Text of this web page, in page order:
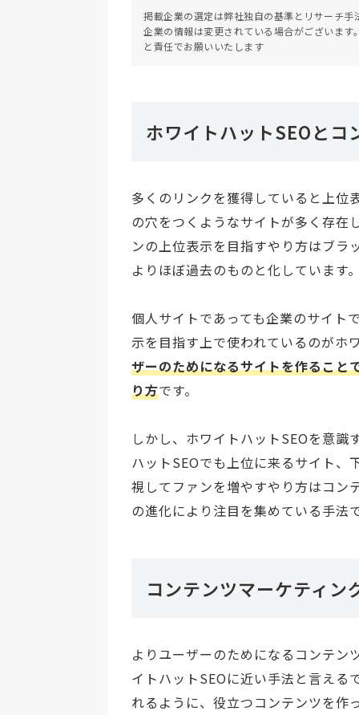
掲載企業の選定は弊社独自の基準とリサーチ手
企業の情報は変更されている場合がございま
と責任でお願いいたします
ホワイトハットSEOとコ
多くのリンクを獲得していると上位
の穴をつくようなサイトが多く存在
ンの上位表示を目指すやり方はブラ
よりほぼ過去のものと化しています。
個人サイトであっても企業のサイト
示を目指す上で使われているのがホ
ザーのためになるサイトを作ること
り方です。
しかし、ホワイトハットSEOを意
ハットSEOでも上位に来るサイト、
視してファンを増やすやり方はコン
の進化により注目を集めている手法で
コンテンツマーケティン
よりユーザーのためになるコンテン
イトハットSEOに近い手法と言える
れるように、役立つコンテンツを作